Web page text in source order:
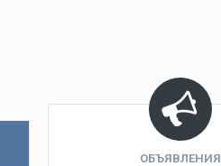
ОБЪЯВЛЕНИЯ